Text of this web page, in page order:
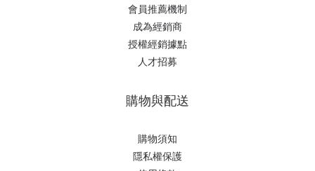
會員推薦機制
成為經銷商
授權經銷據點
人才招募
購物與配送
購物須知
隱私權保護